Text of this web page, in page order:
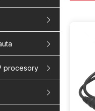
procesory